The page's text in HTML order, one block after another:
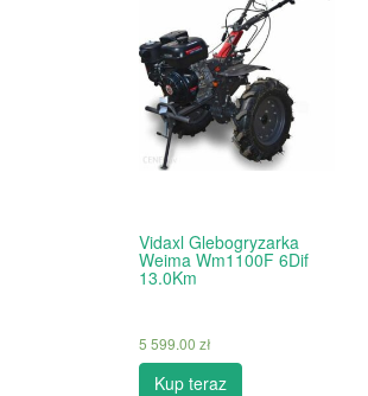
Vidaxl Glebogryzarka
Weima Wm1100F 6Dif
13.0Km
5 599.00 zł
Kup teraz